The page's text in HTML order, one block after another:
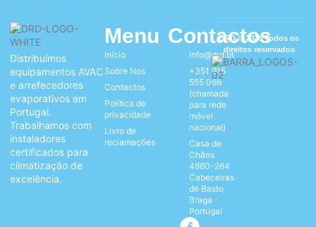
Distribuímos
equipamentos AVAC
e arrefecedores
evaporativos em
Portugal.
Trabalhamos com
instaladores
certificados para
climatização de
excelência.
Menu
Início
Sobre Nos
Contactos
Política de
privacidade
Livro de
reclamações
Contactos
info@drd.pt
+351 915
555 066
(chamada
para rede
móvel
nacional)
Casa de
Chãos
4860-264
Cabeceiras
de Basto
Braga -
Portugal
DRD © 2026 Todos os
direitos reservados